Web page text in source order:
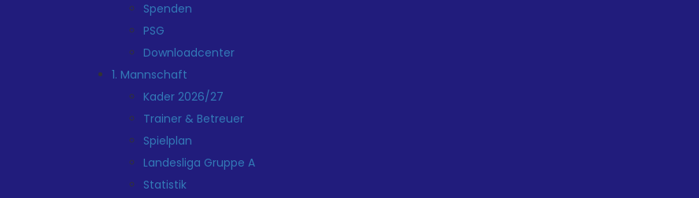
Spenden
PSG
Downloadcenter
1. Mannschaft
Kader 2026/27
Trainer & Betreuer
Spielplan
Landesliga Gruppe A
Statistik